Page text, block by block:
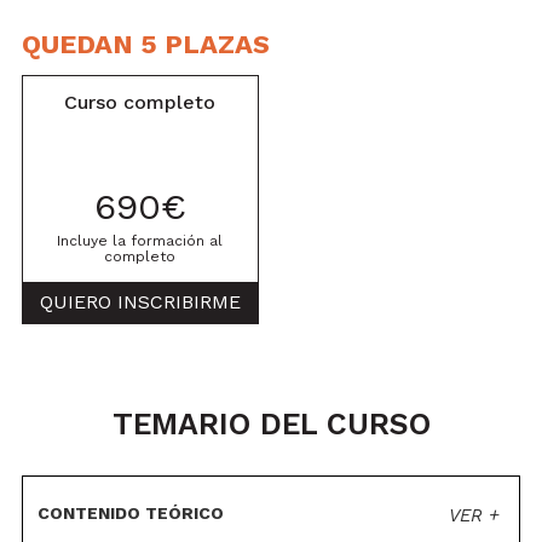
QUEDAN 5 PLAZAS
Curso completo
690€
Incluye la formación al
completo
QUIERO INSCRIBIRME
TEMARIO DEL CURSO
CONTENIDO TEÓRICO VER +